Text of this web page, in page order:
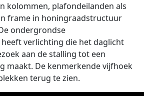
kolommen, plafondeilanden als
frame in honingraadstructuur
ondergrondse
verlichting die het daglicht
aan de stalling tot een
maakt. De kenmerkende vijfhoek
terug te zien.